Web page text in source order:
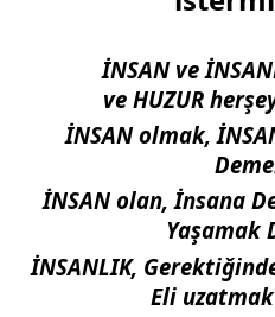
İNSAN ve
ve HUZUR
İNSAN olmak,
İNSAN olan, İnsana
Yaşamak
İNSANLIK,
Eli